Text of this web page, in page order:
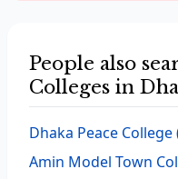
People also
Colleges in
Dhaka Peace College
Amin Model Town